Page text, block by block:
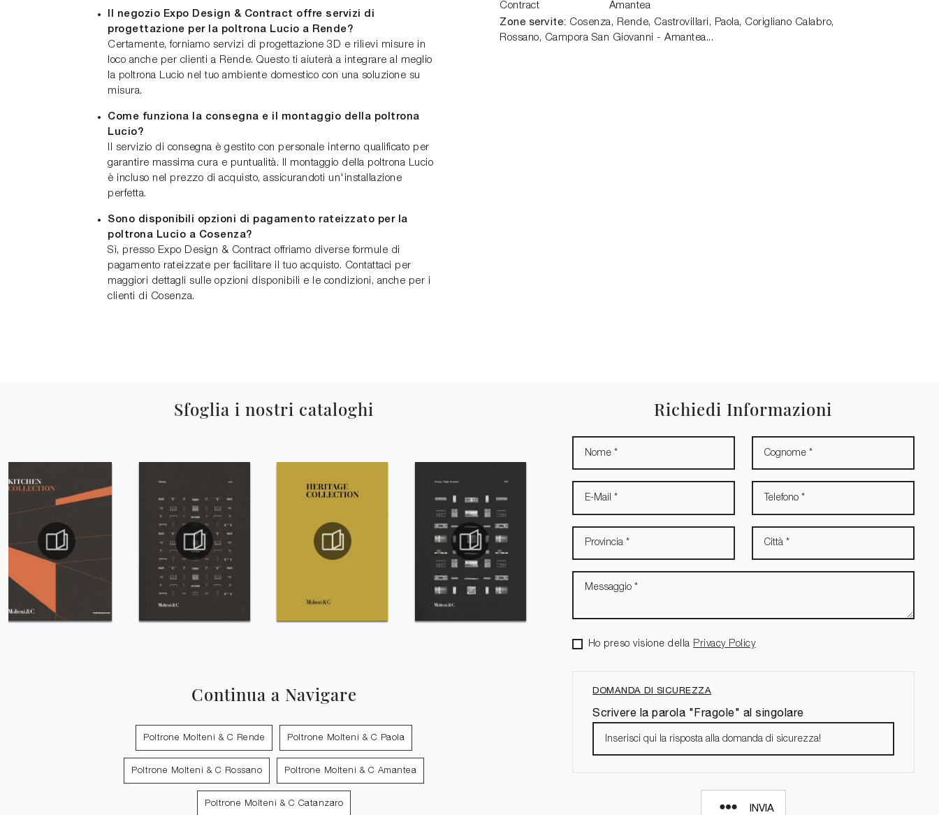
Il negozio Expo Design & Contract offre servizi di
progettazione per la poltrona Lucio a Rende?
Certamente, forniamo servizi di progettazione 3D e rilievi misure in
loco anche per clienti a Rende. Questo ti aiuterà a integrare al meglio
la poltrona Lucio nel tuo ambiente domestico con una soluzione su
misura.
Come funziona la consegna e il montaggio della poltrona
Lucio?
Il servizio di consegna è gestito con personale interno qualificato per
garantire massima cura e puntualità. Il montaggio della poltrona Lucio
è incluso nel prezzo di acquisto, assicurandoti un'installazione
perfetta.
Sono disponibili opzioni di pagamento rateizzato per la
poltrona Lucio a Cosenza?
Sì, presso Expo Design & Contract offriamo diverse formule di
pagamento rateizzate per facilitare il tuo acquisto. Contattaci per
maggiori dettagli sulle opzioni disponibili e le condizioni, anche per i
clienti di Cosenza.
Contract
Amantea
Zone servite: Cosenza, Rende, Castrovillari, Paola, Corigliano Calabro,
Rossano, Campora San Giovanni - Amantea...
Sfoglia i nostri cataloghi
Continua a Navigare
Poltrone Molteni & C Rende Poltrone Molteni & C Paola
Poltrone Molteni & C Rossano Poltrone Molteni & C Amantea
Poltrone Molteni & C Catanzaro
Richiedi Informazioni
Ho preso visione della Privacy Policy
DOMANDA DI SICUREZZA
Scrivere la parola "Fragole" al singolare
INVIA